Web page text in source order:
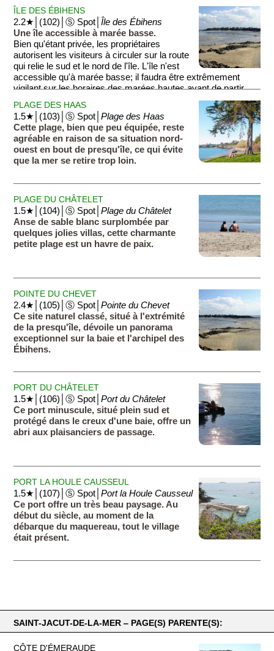
ÎLE DES ÉBIHENS
2.2★│(102)│Ⓢ Spot│Île des Ébihens
Une île accessible à marée basse.
Bien qu'étant privée, les propriétaires
autorisent les visiteurs à circuler sur la route
qui relie le sud et le nord de l'île. L'île n'est
accessible qu'à marée basse; il faudra être extrêmement
vigilant sur les horaires des marées hautes avant de partir.
PLAGE DES HAAS
1.5★│(103)│Ⓢ Spot│Plage des Haas
Cette plage, bien que peu équipée, reste
agréable en raison de sa situation nord-
ouest en bout de presqu'île, ce qui évite
que la mer se retire trop loin.
PLAGE DU CHÂTELET
1.5★│(104)│Ⓢ Spot│Plage du Châtelet
Anse de sable blanc surplombée par
quelques jolies villas, cette charmante
petite plage est un havre de paix.
POINTE DU CHEVET
2.4★│(105)│Ⓢ Spot│Pointe du Chevet
Ce site naturel classé, situé à l'extrémité
de la presqu'île, dévoile un panorama
exceptionnel sur la baie et l'archipel des
Ébihens.
PORT DU CHÂTELET
1.5★│(106)│Ⓢ Spot│Port du Châtelet
Ce port minuscule, situé plein sud et
protégé dans le creux d'une baie, offre un
abri aux plaisanciers de passage.
PORT LA HOULE CAUSSEUL
1.5★│(107)│Ⓢ Spot│Port la Houle Causseul
Ce port offre un très beau paysage. Au
début du siècle, au moment de la
débarque du maquereau, tout le village
était présent.
SAINT-JACUT-DE-LA-MER ‒ PAGE(S) PARENTE(S):
CÔTE D'ÉMERAUDE